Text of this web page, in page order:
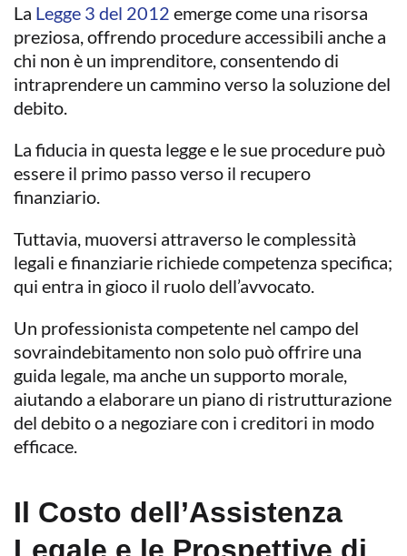
La Legge 3 del 2012 emerge come una risorsa
preziosa, offrendo procedure accessibili anche a
chi non è un imprenditore, consentendo di
intraprendere un cammino verso la soluzione del
debito.
La fiducia in questa legge e le sue procedure può
essere il primo passo verso il recupero
finanziario.
Tuttavia, muoversi attraverso le complessità
legali e finanziarie richiede competenza specifica;
qui entra in gioco il ruolo dell’avvocato.
Un professionista competente nel campo del
sovraindebitamento non solo può offrire una
guida legale, ma anche un supporto morale,
aiutando a elaborare un piano di ristrutturazione
del debito o a negoziare con i creditori in modo
efficace.
Il Costo dell’Assistenza
Legale e le Prospettive di